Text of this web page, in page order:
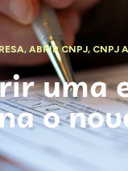
,ABRIR CNPJ, CNPJ
uma
o